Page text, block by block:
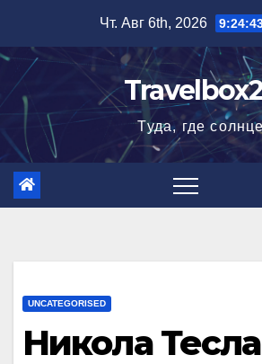
содержимому
Чт. Авг 6th, 2026
Туда, где солнце
UNCATEGORISED
Никола